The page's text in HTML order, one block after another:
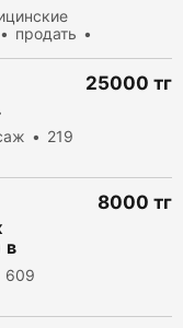
продать
219
25000 тг
в
609
8000 тг